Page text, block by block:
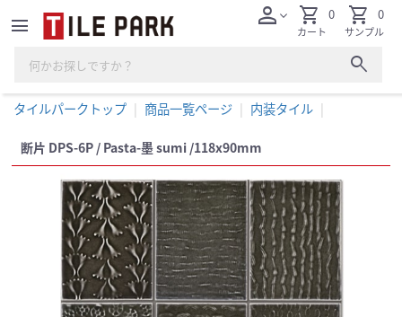
menu
search
personexpand_more shopping_cart
カート
0 shopping_cart
サンプル
0
タイルパークトップ 商品一覧ページ 内装タイル
断片 DPS-6P / Pasta-墨 sumi /118x90mm